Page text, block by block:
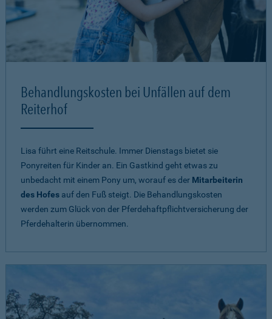
Behandlungskosten bei Unfällen auf dem
Reiterhof
Lisa führt eine Reitschule. Immer Dienstags bietet sie
Ponyreiten für Kinder an. Ein Gastkind geht etwas zu
unbedacht mit einem Pony um, worauf es der Mitarbeiterin
des Hofes auf den Fuß steigt. Die Behandlungskosten
werden zum Glück von der Pferdehaftpflichtversicherung der
Pferdehalterin übernommen.